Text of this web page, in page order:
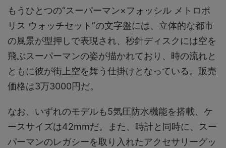
もうひとつの“スーパーマン×フォッシル メトロポ
リス ウォッチセット”の文字盤には、立体的な都市
の風景が型押しで表現され、秒針ディスクには空を
飛ぶスーパーマンの姿が描かれており、時の流れと
ともに彼が街上空を舞う仕掛けとなっている。販売
価格は3万3000円だ。
なお、いずれのモデルも5気圧防水機能を搭載、ケ
ースサイズは42mmだ。また、時計と同時に、スー
パーマンのレガシーを取り入れたアクセサリーグッ